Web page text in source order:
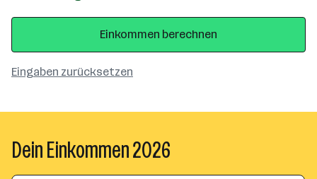
Eingaben zurücksetzen
Einkommen berechnen
Dein Einkommen 2026